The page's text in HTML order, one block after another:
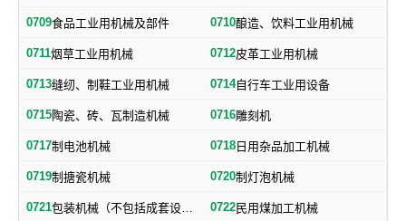
0709食品工业用机械及部件 0710酿造、饮料工业用机械
0711烟草工业用机械 0712皮革工业用机械
0713缝纫、制鞋工业用机械 0714自行车工业用设备
0715陶瓷、砖、瓦制造机械 0716雕刻机
0717制电池机械 0718 日用杂品加工机械
0719制搪瓷机械 0720制灯泡机械
0721 包装机械（不包括成套设备专用包装机械） 0722民用煤加工机械